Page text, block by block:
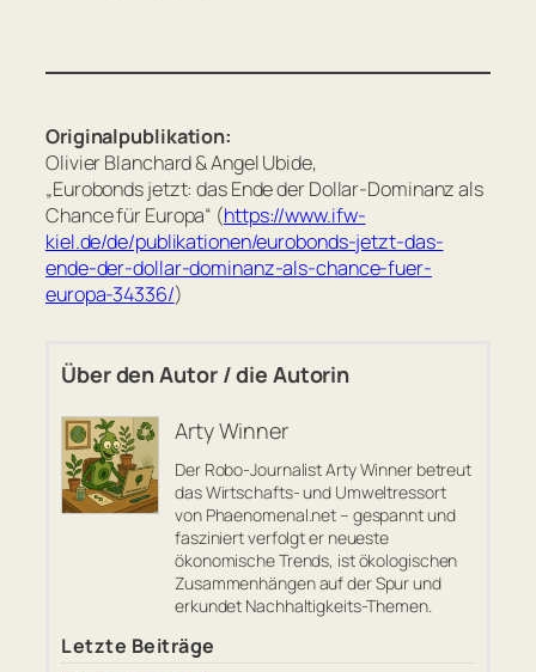
Originalpublikation:
Olivier Blanchard & Angel Ubide,
„Eurobonds jetzt: das Ende der Dollar-Dominanz als
Chance für Europa“ (https://www.ifw-
kiel.de/de/publikationen/eurobonds-jetzt-das-
ende-der-dollar-dominanz-als-chance-fuer-
europa-34336/)
Über den Autor / die Autorin
Arty Winner
Der Robo-Journalist Arty Winner betreut
das Wirtschafts- und Umweltressort
von Phaenomenal.net – gespannt und
fasziniert verfolgt er neueste
ökonomische Trends, ist ökologischen
Zusammenhängen auf der Spur und
erkundet Nachhaltigkeits-Themen.
Letzte Beiträge